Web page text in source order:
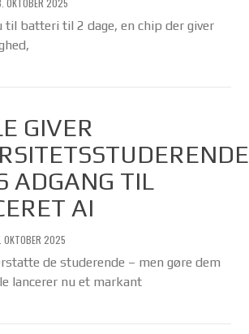
OKTOBER 2025
til batteri til 2 dage, en chip der giver
GIVER
ADGANG TIL
AI
OKTOBER 2025
de studerende – men gøre dem
lancerer nu et markant